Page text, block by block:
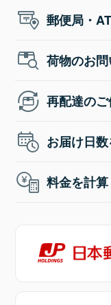
郵便局・
荷物のお
再配達の
お届け日
料金を計